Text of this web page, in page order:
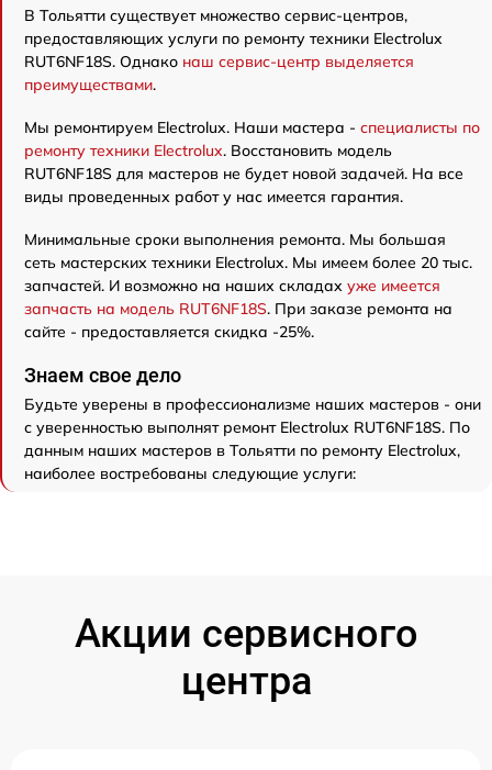
В Тольятти существует множество сервис-центров,
предоставляющих услуги по ремонту техники Electrolux
RUT6NF18S. Однако наш сервис-центр выделяется
преимуществами.
Мы ремонтируем Electrolux. Наши мастера - специалисты по
ремонту техники Electrolux. Восстановить модель
RUT6NF18S для мастеров не будет новой задачей. На все
виды проведенных работ у нас имеется гарантия.
Минимальные сроки выполнения ремонта. Мы большая
сеть мастерских техники Electrolux. Мы имеем более 20 тыс.
запчастей. И возможно на наших складах уже имеется
запчасть на модель RUT6NF18S. При заказе ремонта на
сайте - предоставляется скидка -25%.
Знаем свое дело
Будьте уверены в профессионализме наших мастеров - они
с уверенностью выполнят ремонт Electrolux RUT6NF18S. По
данным наших мастеров в Тольятти по ремонту Electrolux,
наиболее востребованы следующие услуги:
Акции сервисного
центра